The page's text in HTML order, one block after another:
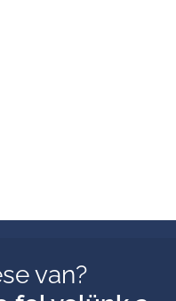
van?